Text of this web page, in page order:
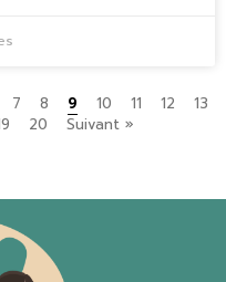
7 8 9 10 11 12
13
20 Suivant »